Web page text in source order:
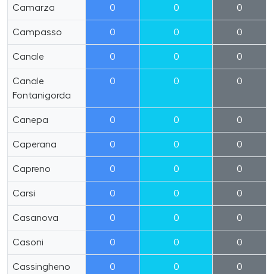
Camarza 0 0 0
Campasso 0 0 0
Canale 0 0 0
Canale
Fontanigorda
0 0 0
Canepa 0 0 0
Caperana 0 0 0
Capreno 0 0 0
Carsi 0 0 0
Casanova 0 0 0
Casoni 0 0 0
Cassingheno 0 0 0